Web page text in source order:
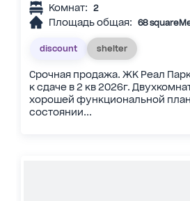
Комнат: 2
Площадь общая: 68
discount shelter
Срочная продажа. ЖК Реал
к сдаче в 2 кв 2026г.
хорошей функциональной
состоянии...